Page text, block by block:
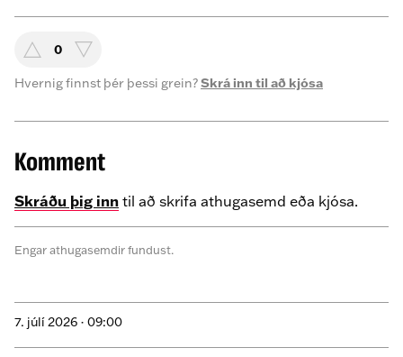
0
Hvernig finnst þér þessi grein?Skrá inn til að kjósa
Komment
Skráðu þig inn til að skrifa athugasemd eða kjósa.
Engar athugasemdir fundust.
7. júlí 2026 · 09:00